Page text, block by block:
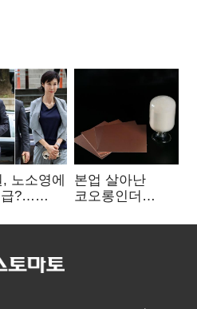
노소영에
급?…
본업 살아난
코오롱인더
배터리 소재로